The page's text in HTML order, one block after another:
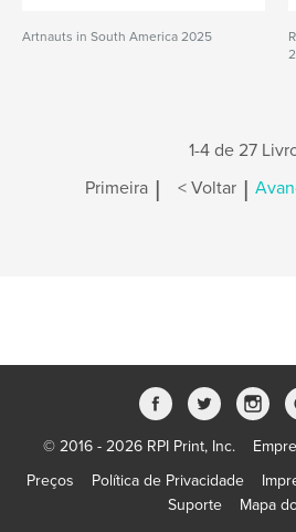
Artnauts in South America 2025
1-4 de 27
Primeira | < Voltar |
© 2016 - 2026 RPI Print, Inc.
Preços
Política de Privacidade
Suporte
Mapa